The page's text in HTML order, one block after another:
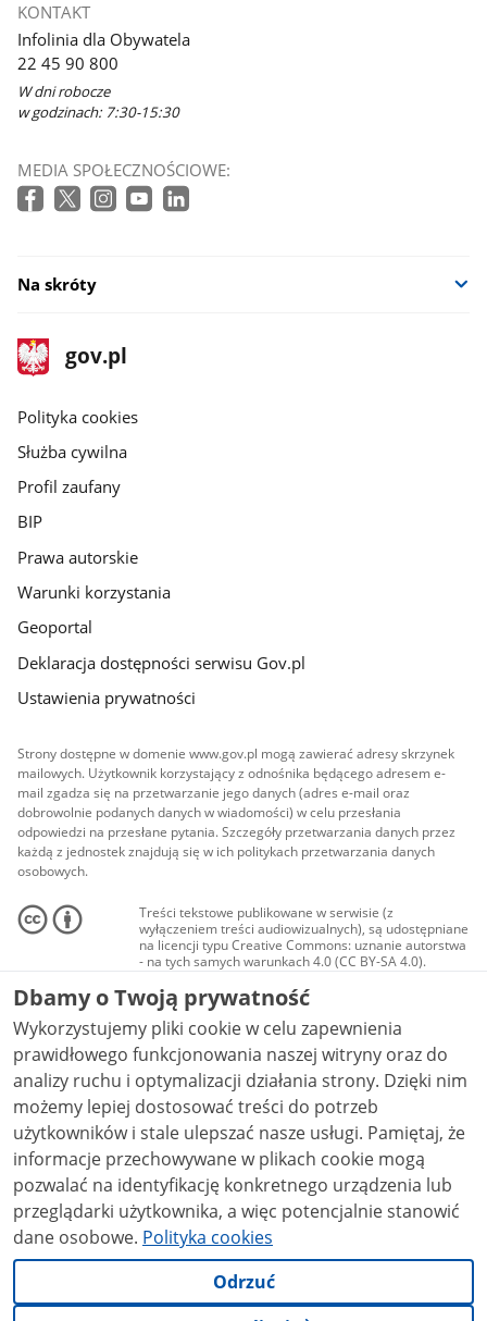
się
w
nowym
oknie
KONTAKT
Infolinia dla Obywatela
22 45 90 800
W dni robocze
w godzinach: 7:30-15:30
MEDIA SPOŁECZNOŚCIOWE:
Na skróty
stopka
gov.pl
Strona
gov.pl
gov.pl
Polityka cookies
Służba cywilna
Profil zaufany
BIP
Prawa autorskie
Warunki korzystania
Geoportal
Deklaracja dostępności serwisu Gov.pl
Ustawienia prywatności
Strony dostępne w domenie www.gov.pl mogą zawierać adresy skrzynek
mailowych. Użytkownik korzystający z odnośnika będącego adresem e-
mail zgadza się na przetwarzanie jego danych (adres e-mail oraz
dobrowolnie podanych danych w wiadomości) w celu przesłania
odpowiedzi na przesłane pytania. Szczegóły przetwarzania danych przez
każdą z jednostek znajdują się w ich politykach przetwarzania danych
osobowych.
Treści tekstowe publikowane w serwisie (z
wyłączeniem treści audiowizualnych), są udostępniane
na licencji typu Creative Commons: uznanie autorstwa
- na tych samych warunkach 4.0 (CC BY-SA 4.0).
Materiały audiowizualne, w tym zdjęcia, materiały
audio i wideo, są udostępniane na licencji typu
Creative Commons: uznanie autorstwa użycie
niekomercyjne - bez utworów zależnych 4.0 (CC BY-
NC-ND 4.0), o ile nie jest to stwierdzone inaczej.
Dbamy o Twoją prywatność
Wykorzystujemy pliki cookie w celu zapewnienia
prawidłowego funkcjonowania naszej witryny oraz do
analizy ruchu i optymalizacji działania strony. Dzięki nim
możemy lepiej dostosować treści do potrzeb
użytkowników i stale ulepszać nasze usługi. Pamiętaj, że
informacje przechowywane w plikach cookie mogą
pozwalać na identyfikację konkretnego urządzenia lub
przeglądarki użytkownika, a więc potencjalnie stanowić
dane osobowe. Polityka cookies
Odrzuć